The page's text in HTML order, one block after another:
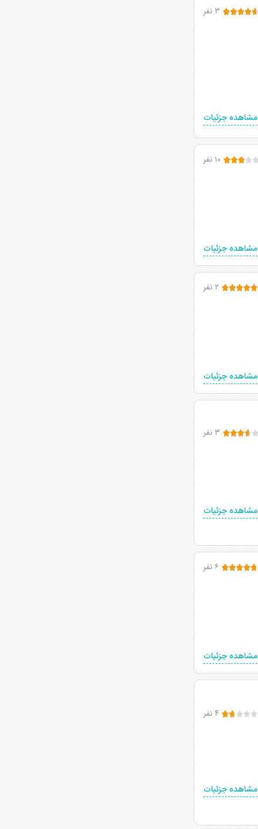
۳ نفر
مشاهده جزئیات
۱۰ نفر
مشاهده جزئیات
۲ نفر
مشاهده جزئیات
۳ نفر
مشاهده جزئیات
۶ نفر
مشاهده جزئیات
۴ نفر
مشاهده جزئیات